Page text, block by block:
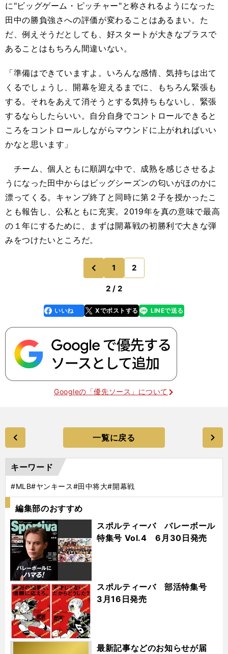
に"ビッグゲーム・ピッチャー"と称されるようになった
田中の勝負強さへの評価が変わることはあるまい。た
だ、例えそうだとしても、好スタートが大きなプラスで
あることはもちろん間違いない。
「準備はできていますよ。いろんな感情、気持ちは出て
くるでしょうし、開幕を迎えるまでに、もちろん緊張も
する。それをあえて消そうとする気持ちもないし、緊張
するならしたらいい。自分自身でコントロールできると
ころをコントロールしながらマウンドに上がれればいい
かなと思います」
チーム、個人ともに順調な中で、成熟を感じさせるよ
うになった田中からはビッグシーズンの匂いがほのかに
漂ってくる。キャンプ終了と同時に第２子を授かったこ
とも報告し、公私ともに充実。2019年を真の意味で最高
の１年にするために、まずは開幕戦の初勝利で大きな弾
みをつけたいところだ。
前
1 2
2 / 2
faceboo
k
いいね Xでポストする
line LINEで送る
Googleの「優先ソース」について
一覧に戻る
キーワード
#MLB#ヤンキース#田中将大#開幕戦
編集部のおすすめ
スポルティーバ バレーボール
特集号 Vol.4 6月30日発売
スポルティーバ 部活特集号
3月16日発売
最新記事などのお知らせが届